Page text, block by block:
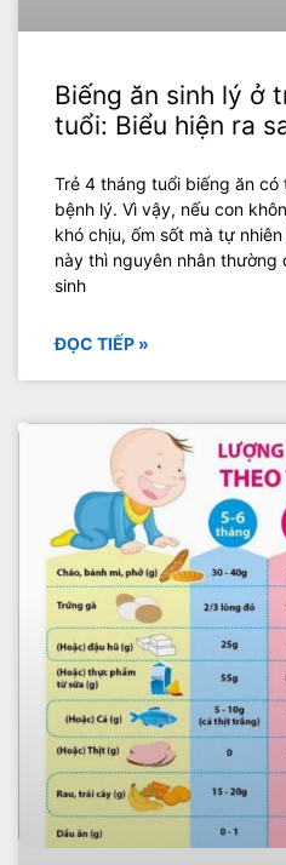
Biếng ăn sinh lý ở
tuổi: Biểu hiện ra
Trẻ 4 tháng tuổi biếng ăn có
bệnh lý. Vì vậy, nếu con
khó chịu, ốm sốt mà tự
này thì nguyên nhân thường
sinh
ĐỌC TIẾP »